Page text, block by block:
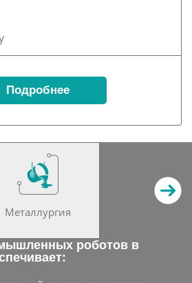
Подробнее
Металлургия
роботов в